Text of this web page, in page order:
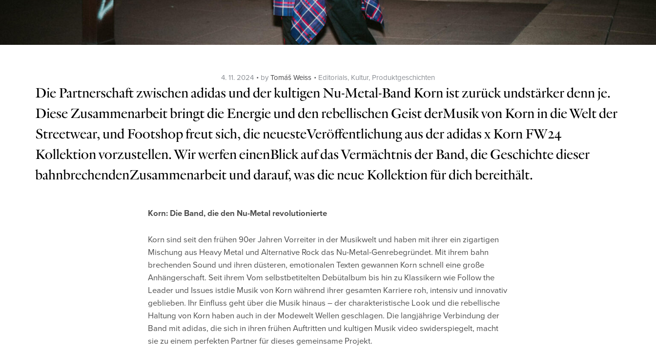
Posted
4. 11. 2024 by Tomáš Weiss Categories
Editorials, Kultur, Produktgeschichten
Die Partnerschaft zwischen adidas und der kultigen Nu-Metal-Band Korn ist zurück undstärker denn je.
Diese Zusammenarbeit bringt die Energie und den rebellischen Geist derMusik von Korn in die Welt der
Streetwear, und Footshop freut sich, die neuesteVeröffentlichung aus der adidas x Korn FW24
Kollektion vorzustellen. Wir werfen einenBlick auf das Vermächtnis der Band, die Geschichte dieser
bahnbrechendenZusammenarbeit und darauf, was die neue Kollektion für dich bereithält.
Korn: Die Band, die den Nu-Metal revolutionierte
Korn sind seit den frühen 90er Jahren Vorreiter in der Musikwelt und haben mit ihrer ein zigartigen
Mischung aus Heavy Metal und Alternative Rock das Nu-Metal-Genrebegründet. Mit ihrem bahn
brechenden Sound und ihren düsteren, emotionalen Texten gewannen Korn schnell eine große
Anhängerschaft. Seit ihrem Vom selbstbetitelten Debütalbum bis hin zu Klassikern wie Follow the
Leader und Issues istdie Musik von Korn während ihrer gesamten Karriere roh, intensiv und innovativ
geblieben. Ihr Einfluss geht über die Musik hinaus – der charakteristische Look und die rebellische
Haltung von Korn haben auch in der Modewelt Wellen geschlagen. Die langjährige Verbindung der
Band mit adidas, die sich in ihren frühen Auftritten und kultigen Musik video swiderspiegelt, macht
sie zu einem perfekten Partner für dieses gemeinsame Projekt.